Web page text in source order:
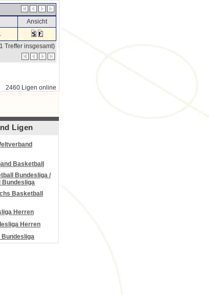
Ansicht
Treffer insgesamt)
2460 Ligen online
Ligen
Basketball
Bundesliga /
Bundesliga
Basketball
Herren
Herren
Bundesliga